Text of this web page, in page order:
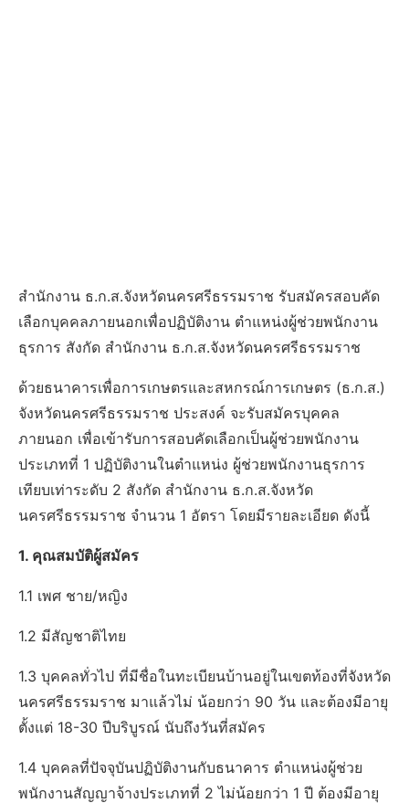
สำนักงาน ธ.ก.ส.จังหวัดนครศรีธรรมราช รับสมัครสอบคัด
เลือกบุคคลภายนอกเพื่อปฏิบัติงาน ตําแหน่งผู้ช่วยพนักงาน
ธุรการ สังกัด สํานักงาน ธ.ก.ส.จังหวัดนครศรีธรรมราช
ด้วยธนาคารเพื่อการเกษตรและสหกรณ์การเกษตร (ธ.ก.ส.)
จังหวัดนครศรีธรรมราช ประสงค์ จะรับสมัครบุคคล
ภายนอก เพื่อเข้ารับการสอบคัดเลือกเป็นผู้ช่วยพนักงาน
ประเภทที่ 1 ปฏิบัติงานในตําแหน่ง ผู้ช่วยพนักงานธุรการ
เทียบเท่าระดับ 2 สังกัด สํานักงาน ธ.ก.ส.จังหวัด
นครศรีธรรมราช จํานวน 1 อัตรา โดยมีรายละเอียด ดังนี้
1. คุณสมบัติผู้สมัคร
1.1 เพศ ชาย/หญิง
1.2 มีสัญชาติไทย
1.3 บุคคลทั่วไป ที่มีชื่อในทะเบียนบ้านอยู่ในเขตท้องที่จังหวัด
นครศรีธรรมราช มาแล้วไม่ น้อยกว่า 90 วัน และต้องมีอายุ
ตั้งแต่ 18-30 ปีบริบูรณ์ นับถึงวันที่สมัคร
1.4 บุคคลที่ปัจจุบันปฏิบัติงานกับธนาคาร ตําแหน่งผู้ช่วย
พนักงานสัญญาจ้างประเภทที่ 2 ไม่น้อยกว่า 1 ปี ต้องมีอายุ